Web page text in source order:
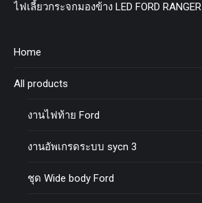
ไฟเลี้ยวกระจกมองข้าง LED FORD RANGER
Home
All products
งานไฟท้าย Ford
งานอัพเกรดระบบ sycn 3
ชุด Wide body Ford